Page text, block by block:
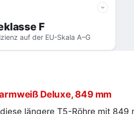
F
auf der EU-Skala A–G
Deluxe, 849 mm
längere T5-Röhre mit 849